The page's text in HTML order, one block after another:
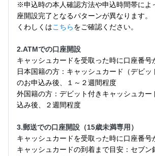
※申込時の本人確認方法や申込時間帯によ
座開設完了となるパターンが異なります。
くわしくはこちらをご確認ください。
2.ATMでの口座開設
キャッシュカードを受取った時に口座番号
日本国籍の方：キャッシュカード（デビッ
のお申込み後、１～２週間程度
外国籍の方：デビット付きキャッシュカー
込み後、２週間程度
3.郵送での口座開設（15歳未満専用）
キャッシュカードを受取った時に口座番号
キャッシュカードの到着まで目安：セブン